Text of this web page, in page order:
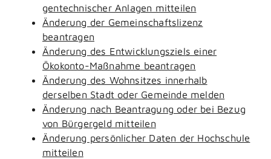
gentechnischer Anlagen mitteilen
Änderung der Gemeinschaftslizenz
beantragen
Änderung des Entwicklungsziels einer
Ökokonto-Maßnahme beantragen
Änderung des Wohnsitzes innerhalb
derselben Stadt oder Gemeinde melden
Änderung nach Beantragung oder bei Bezug
von Bürgergeld mitteilen
Änderung persönlicher Daten der Hochschule
mitteilen